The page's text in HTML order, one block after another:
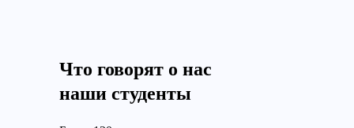
Что говорят о нас
наши студенты